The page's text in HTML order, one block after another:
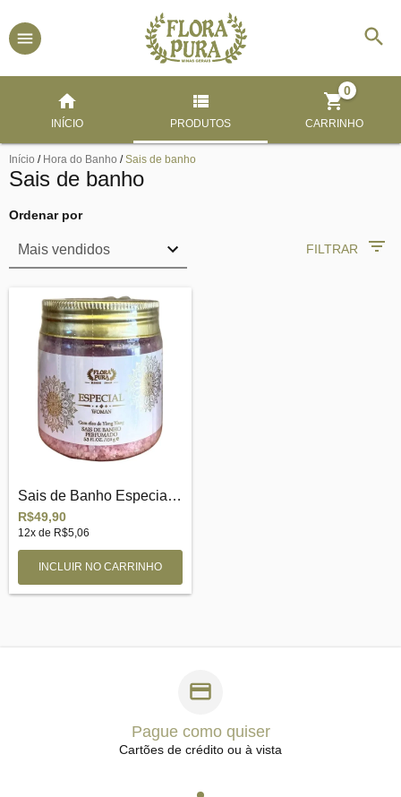
INÍCIO PRODUTOS CARRINHO
0
Início / Hora do Banho / Sais de banho
Sais de banho
Ordenar por
FILTRAR
Sais de Banho Especial Woman
R$49,90
12x de R$5,06
Pague como quiser
Cartões de crédito ou à vista